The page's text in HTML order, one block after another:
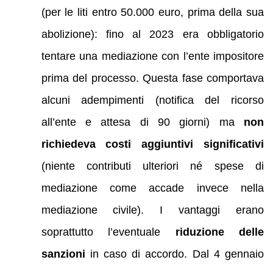
(per le liti entro 50.000 euro, prima della sua
abolizione): fino al 2023 era obbligatorio
tentare una mediazione con l’ente impositore
prima del processo. Questa fase comportava
alcuni adempimenti (notifica del ricorso
all’ente e attesa di 90 giorni) ma non
richiedeva costi aggiuntivi significativi
(niente contributi ulteriori né spese di
mediazione come accade invece nella
mediazione civile). I vantaggi erano
soprattutto l’eventuale riduzione delle
sanzioni in caso di accordo. Dal 4 gennaio